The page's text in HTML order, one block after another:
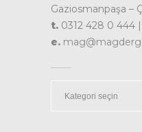
Gaziosmanpaşa –
t. 0312 428 0 444 |
e.